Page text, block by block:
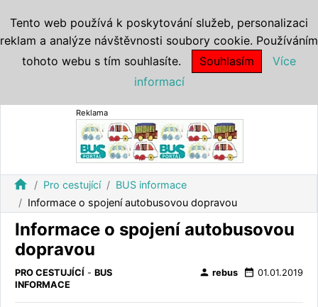
Reklama
home Pro cestující
BUS informace
Informace o spojení autobusovou dopravou
Informace o spojení autobusovou
dopravou
PRO CESTUJÍCÍ - BUS
INFORMACE
person rebus date_range 01.01.2019
Tento web používá k poskytování služeb, personalizaci
reklam a analýze návštěvnosti soubory cookie. Používáním
tohoto webu s tím souhlasíte.
Souhlasím
Více
informací